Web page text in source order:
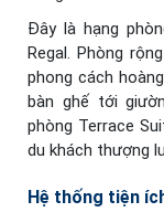
Đây là hạng
Regal. Phòng
phong cách
bàn ghế tới
phòng Terrace
du khách thượng
Hệ thống tiện